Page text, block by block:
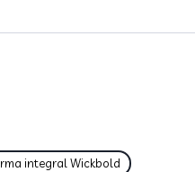
integral Wickbold